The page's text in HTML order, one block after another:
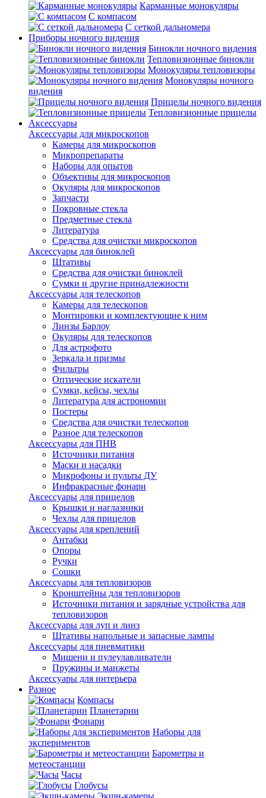
Карманные монокуляры
С компасом
С сеткой дальномера
Приборы ночного видения
Бинокли ночного видения
Тепловизионные бинокли
Монокуляры тепловизоры
Монокуляры ночного
видения
Прицелы ночного видения
Тепловизионные прицелы
Аксессуары
Аксессуары для микроскопов
Камеры для микроскопов
Микропрепараты
Наборы для опытов
Объективы для микроскопов
Окуляры для микроскопов
Запчасти
Покровные стекла
Предметные стекла
Литература
Средства для очистки микроскопов
Аксессуары для биноклей
Штативы
Средства для очистки биноклей
Сумки и другие принадлежности
Аксессуары для телескопов
Камеры для телескопов
Монтировки и комплектующие к ним
Линзы Барлоу
Окуляры для телескопов
Для астрофото
Зеркала и призмы
Фильтры
Оптические искатели
Сумки, кейсы, чехлы
Литература для астрономии
Постеры
Средства для очистки телескопов
Разное для телескопов
Аксессуары для ПНВ
Источники питания
Маски и насадки
Микрофоны и пульты ДУ
Инфракрасные фонари
Аксессуары для прицелов
Крышки и наглазники
Чехлы для прицелов
Аксессуары для креплений
Антабки
Опоры
Ручки
Сошки
Аксессуары для тепловизоров
Кронштейны для тепловизоров
Источники питания и зарядные устройства для
тепловизоров
Аксессуары для луп и линз
Штативы напольные и запасные лампы
Аксессуары для пневматики
Мишени и пулеулавливатели
Пружины и манжеты
Аксессуары для интерьера
Разное
Компасы
Планетарии
Фонари
Наборы для
экспериментов
Барометры и
метеостанции
Часы
Глобусы
Экшн-камеры